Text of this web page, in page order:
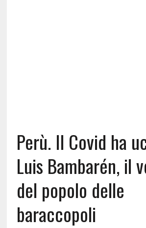
Perù. Il Covid ha
Luis Bambarén, il
del popolo delle
baraccopoli